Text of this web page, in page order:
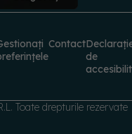
Contact
Toate drepturile rezervate